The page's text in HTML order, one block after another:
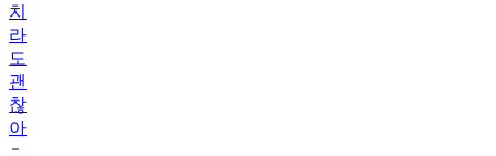
치
라
도
괜
찮
아